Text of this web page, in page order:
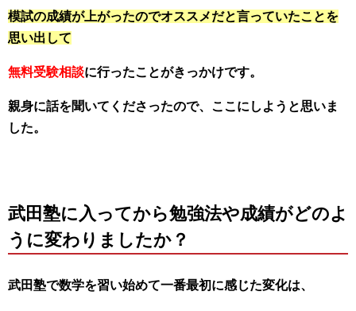
模試の成績が上がったのでオススメだと言っていたことを
思い出して
無料受験相談に行ったことがきっかけです。
親身に話を聞いてくださったので、ここにしようと思いま
した。
武田塾に入ってから勉強法や成績がどのよ
うに変わりましたか？
武田塾で数学を習い始めて一番最初に感じた変化は、